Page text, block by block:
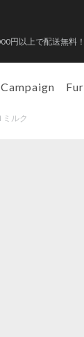
円以上で配送無料！
ミルク